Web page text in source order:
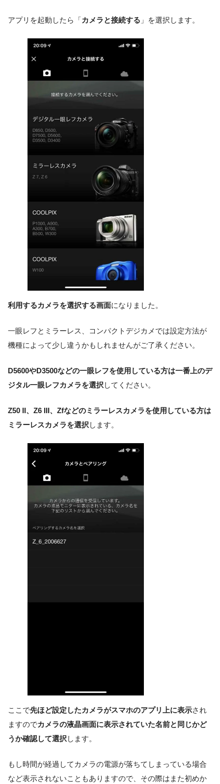
アプリを起動したら「カメラと接続する 」を選択します。
利用するカメラを選択する画面になりました。
一眼レフとミラーレス、コンパクトデジカメでは設定方法が
機種によって少し違うかもしれませんがご了承ください。
D5600やD3500などの一眼レフを使用している方は一番上のデ
ジタル一眼レフカメラを選択 してください。
Z50 II、Z6 III、Zfなどのミラーレスカメラを使用している方は
ミラーレスカメラを選択 します。
ここで先ほど設定したカメラがスマホのアプリ上に表示され
ますのでカメラの液晶画面に表示されていた名前と同じかど
うか確認して選択 します。
もし時間が経過してカメラの電源が落ちてしまっている場合
など表示されないこともありますので、その際はまた初めか